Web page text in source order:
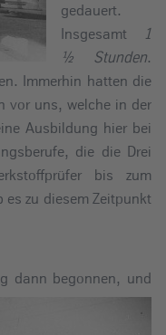
gedauert.
Insgesamt
1
½ Stunden.
Immerhin hatten die
vor uns, welche in der
Ausbildung hier bei
die die Drei
bis zum
zu diesem Zeitpunkt
dann begonnen, und